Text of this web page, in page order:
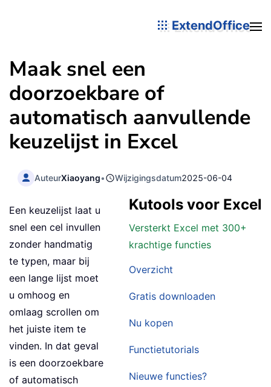
ExtendOffice
Maak snel een
doorzoekbare of
automatisch aanvullende
keuzelijst in Excel
AuteurXiaoyang• Wijzigingsdatum2025-06-04
Kutools voor Excel
Versterkt Excel met 300+
krachtige functies
Overzicht
Gratis downloaden
Nu kopen
Functietutorials
Nieuwe functies?
Een keuzelijst laat u
snel een cel invullen
zonder handmatig
te typen, maar bij
een lange lijst moet
u omhoog en
omlaag scrollen om
het juiste item te
vinden. In dat geval
is een doorzoekbare
of automatisch